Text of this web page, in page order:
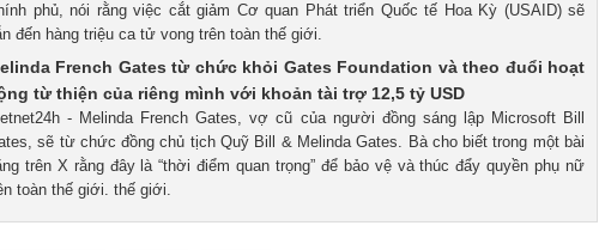
phủ, nói rằng việc cắt giảm Cơ quan Phát triển Quốc tế Hoa Kỳ (USAID) sẽ
đến hàng triệu ca tử vong trên toàn thế giới.
French Gates từ chức khỏi Gates Foundation và theo đuổi hoạt
từ thiện của riêng mình với khoản tài trợ 12,5 tỷ USD
- Melinda French Gates, vợ cũ của người đồng sáng lập Microsoft Bill
sẽ từ chức đồng chủ tịch Quỹ Bill & Melinda Gates. Bà cho biết trong một bài
trên X rằng đây là “thời điểm quan trọng” để bảo vệ và thúc đẩy quyền phụ nữ
toàn thế giới. thế giới.